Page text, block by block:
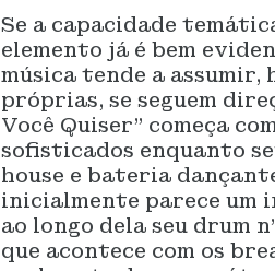
Se a capacidade
elemento já é bem
música tende a assumir,
próprias, se seguem
Você Quiser” começa
sofisticados enquanto
house e bateria
inicialmente parece um
ao longo dela seu drum
que acontece com os